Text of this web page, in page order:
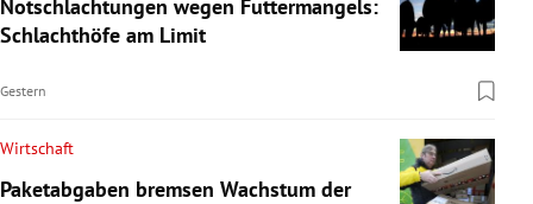
Notschlachtungen wegen Futtermangels:
Schlachthöfe am Limit
Gestern
Wirtschaft
Paketabgaben bremsen Wachstum der